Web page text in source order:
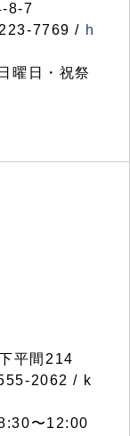
8-7
7769 / h
曜日・祝祭
平間214
2062 / k
〜12:00